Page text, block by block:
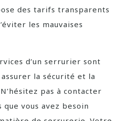
des tarifs transparents
les mauvaises
d’un serrurier sont
la sécurité et la
pas à contacter
vous avez besoin